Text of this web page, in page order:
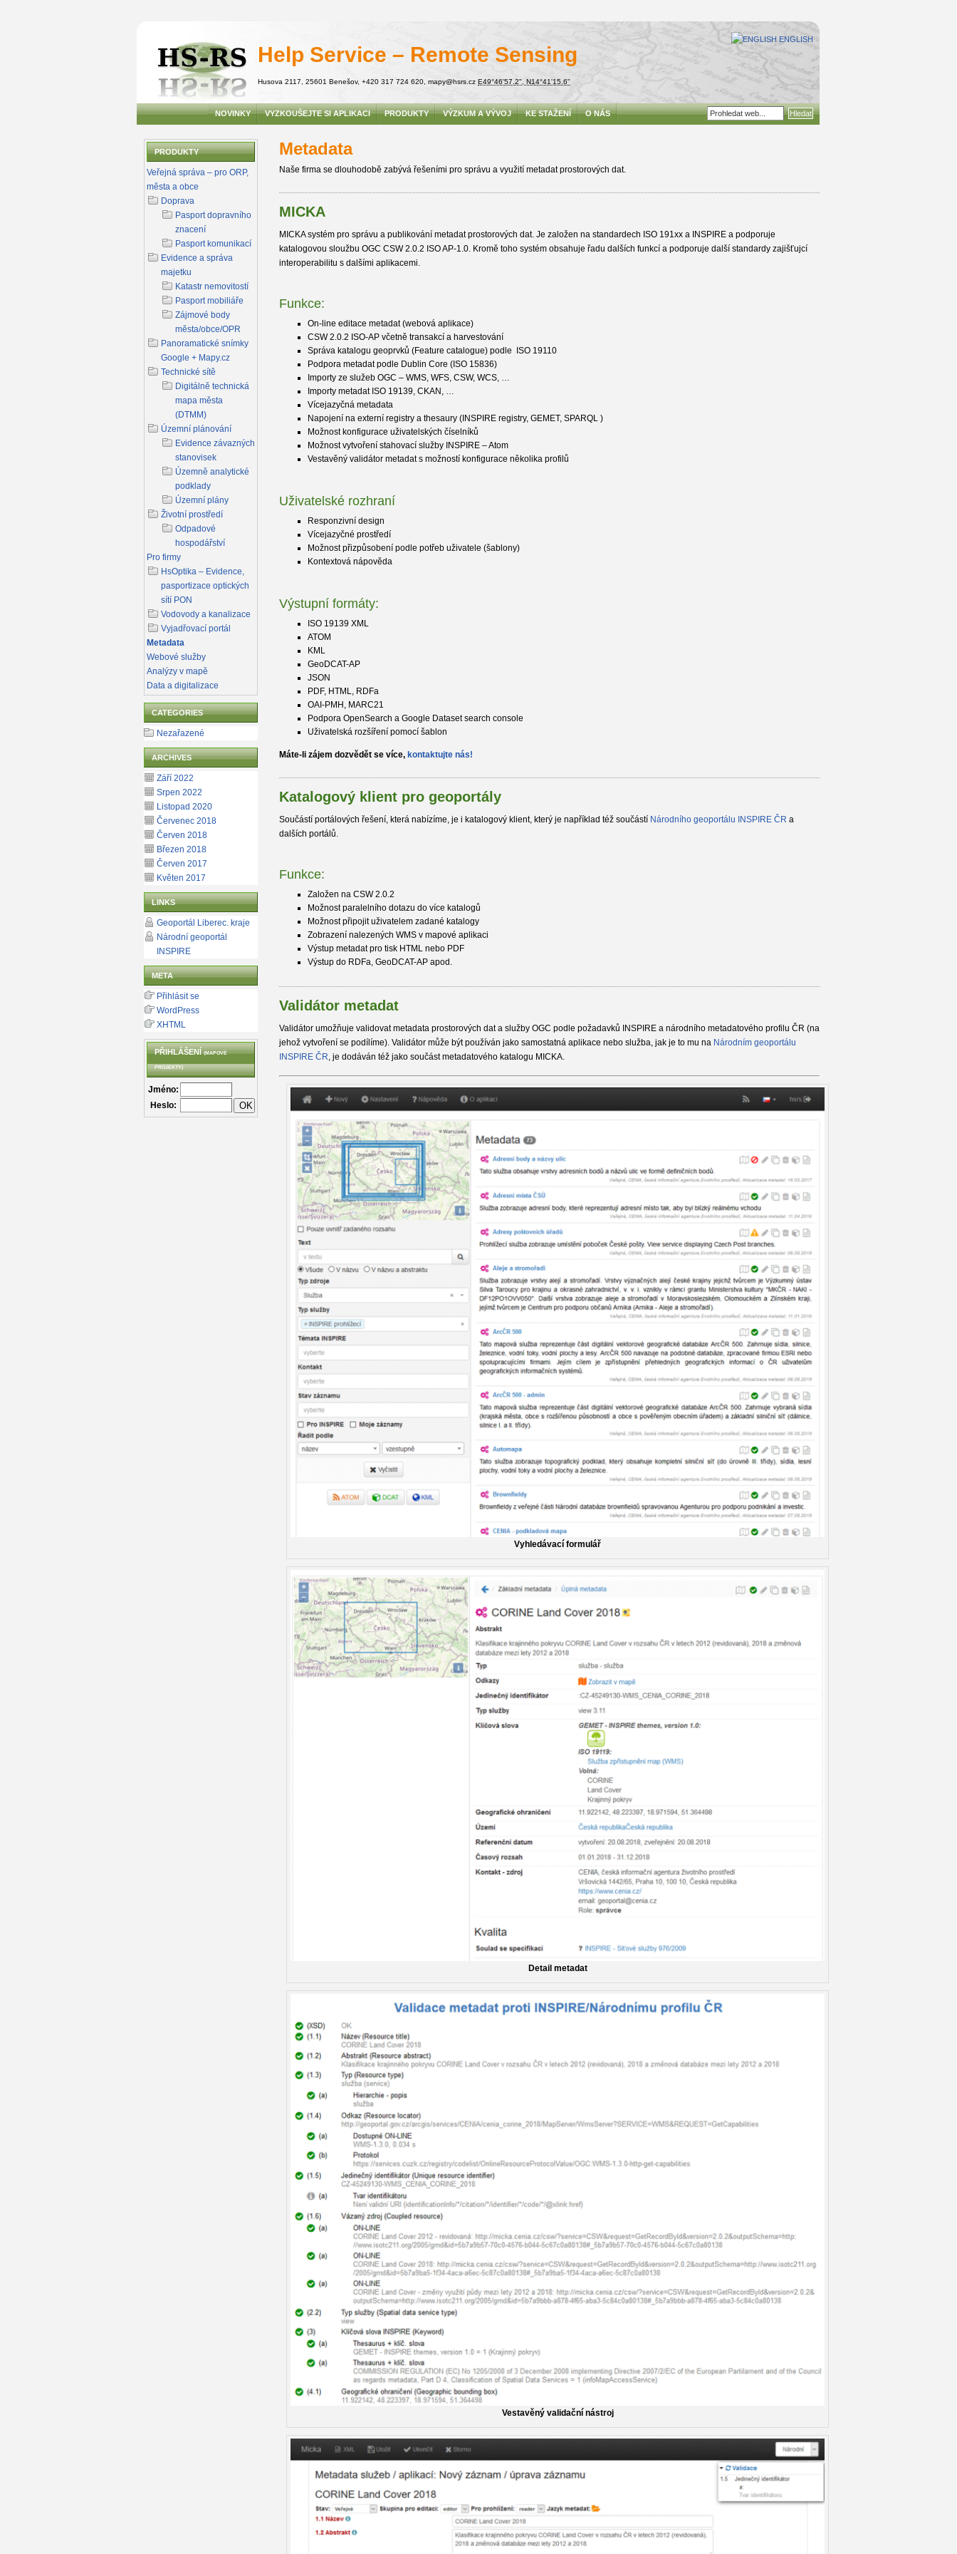
Help Service – Remote Sensing
ENGLISH
Husova 2117 25601 Benešov, +420 317 724 620 mapy@hsrs.cz E49°46'57.2", N14°41'15.6"
NOVINKY VYZKOUŠEJTE SI APLIKACI PRODUKTY VÝZKUM A VÝVOJ KE STAŽENÍ O NÁS
PRODUKTY
Veřejná správa – pro ORP,
města a obce
Doprava
Pasport dopravního
znacení
Pasport komunikací
Evidence a správa
majetku
Katastr nemovitostí
Pasport mobiliáře
Zájmové body
města/obce/OPR
Panoramatické snímky
Google + Mapy.cz
Technické sítě
Digitálně technická
mapa města
(DTMM)
Územní plánování
Evidence závazných
stanovisek
Územně analytické
podklady
Územní plány
Životní prostředí
Odpadové
hospodářství
Pro firmy
HsOptika – Evidence,
pasportizace optických
sítí PON
Vodovody a kanalizace
Vyjadřovací portál
Metadata
Webové služby
Analýzy v mapě
Data a digitalizace
CATEGORIES
Nezařazené
ARCHIVES
Září 2022
Srpen 2022
Listopad 2020
Červenec 2018
Červen 2018
Březen 2018
Červen 2017
Květen 2017
LINKS
Geoportál Liberec. kraje
Národní geoportál
INSPIRE
META
Přihlásit se
WordPress
XHTML
PŘIHLÁŠENÍ(MAPOVÉ
PROJEKTY)
Jméno:
Heslo:
Metadata
Naše firma se dlouhodobě zabývá řešeními pro správu a využití metadat prostorových dat.
MICKA
MICKA systém pro správu a publikování metadat prostorových dat. Je založen na standardech ISO 191xx a INSPIRE a podporuje
katalogovou sloužbu OGC CSW 2.0.2 ISO AP-1.0. Kromě toho systém obsahuje řadu dalších funkcí a podporuje další standardy zajišťujcí
interoperabilitu s dalšími aplikacemi.
Funkce:
On-line editace metadat (webová aplikace)
CSW 2.0.2 ISO-AP včetně transakcí a harvestování
Správa katalogu geoprvků (Feature catalogue) podle ISO 19110
Podpora metadat podle Dublin Core (ISO 15836)
Importy ze služeb OGC – WMS, WFS, CSW, WCS, …
Importy metadat ISO 19139, CKAN, …
Vícejazyčná metadata
Napojení na externí registry a thesaury (INSPIRE registry, GEMET, SPARQL )
Možnost konfigurace uživatelských číselníků
Možnost vytvoření stahovací služby INSPIRE – Atom
Vestavěný validátor metadat s možností konfigurace několika profilů
Uživatelské rozhraní
Responzivní design
Vícejazyčné prostředí
Možnost přizpůsobení podle potřeb uživatele (šablony)
Kontextová nápověda
Výstupní formáty:
ISO 19139 XML
ATOM
KML
GeoDCAT-AP
JSON
PDF, HTML, RDFa
OAI-PMH, MARC21
Podpora OpenSearch a Google Dataset search console
Uživatelská rozšíření pomocí šablon
Máte-li zájem dozvědět se více, kontaktujte nás!
Katalogový klient pro geoportály
Součástí portálových řešení, která nabízíme, je i katalogový klient, který je například též součástí Národního geoportálu INSPIRE ČR a
dalších portálů.
Funkce:
Založen na CSW 2.0.2
Možnost paralelního dotazu do více katalogů
Možnost připojit uživatelem zadané katalogy
Zobrazení nalezených WMS v mapové aplikaci
Výstup metadat pro tisk HTML nebo PDF
Výstup do RDFa, GeoDCAT-AP apod.
Validátor metadat
Validátor umožňuje validovat metadata prostorových dat a služby OGC podle požadavků INSPIRE a národního metadatového profilu ČR (na
jehož vytvoření se podílíme). Validátor může být používán jako samostatná aplikace nebo služba, jak je to mu na Národním geoportálu
INSPIRE ČR, je dodáván též jako součást metadatového katalogu MICKA.
Vyhledávací formulář
Detail metadat
Vestavěný validační nástroj